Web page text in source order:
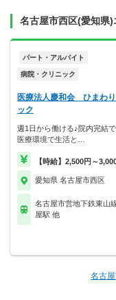
名古屋市西区(愛知県
パート・アルバイト
病院・クリニック
医療法人慶和会 ひまわ
ック
週1日から働ける♪院内完結
医療環境で生活と…
【時給】2,500円～
愛知県 名古屋市西区
名古屋市営地下鉄東山
屋駅 他
名古